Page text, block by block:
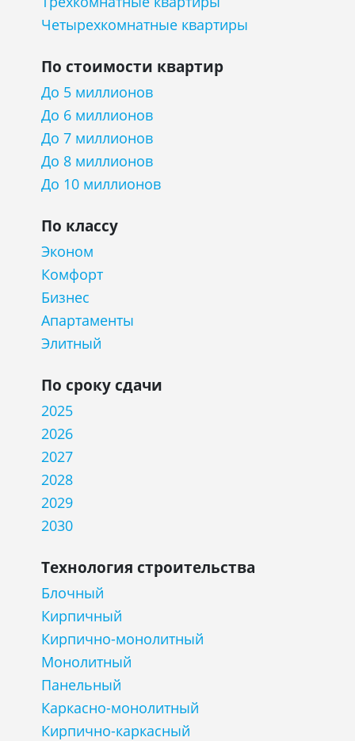
Четырехкомнатные квартиры
По стоимости квартир
До 5 миллионов
До 6 миллионов
До 7 миллионов
До 8 миллионов
До 10 миллионов
По классу
Эконом
Комфорт
Бизнес
Апартаменты
Элитный
По сроку сдачи
2025
2026
2027
2028
2029
2030
Технология строительства
Блочный
Кирпичный
Кирпично-монолитный
Монолитный
Панельный
Каркасно-монолитный
Кирпично-каркасный